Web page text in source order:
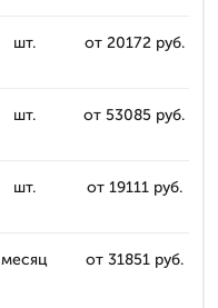
шт. от 20172 руб.
шт. от 53085 руб.
шт. от 19111 руб.
месяц от 31851 руб.